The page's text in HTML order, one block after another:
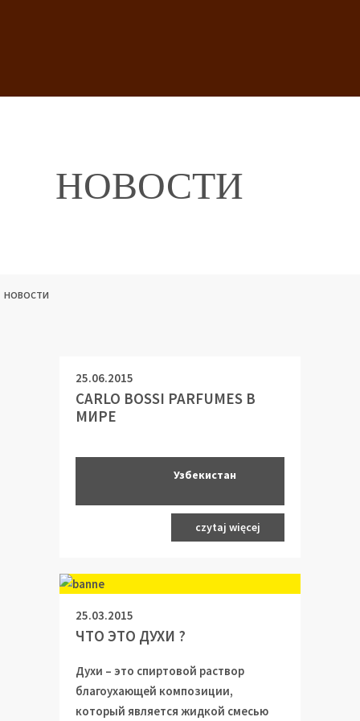
НОВОСТИ
НОВОСТИ
25.06.2015
CARLO BOSSI PARFUMES В
МИРЕ
Узбекистан
в 2014 году
в 2011 году
:
czytaj więcej
25.03.2015
ЧТО ЭТО ДУХИ ?
Духи – этo спиртовой раствор
благоухающей композиции,
который является жидкой смесью